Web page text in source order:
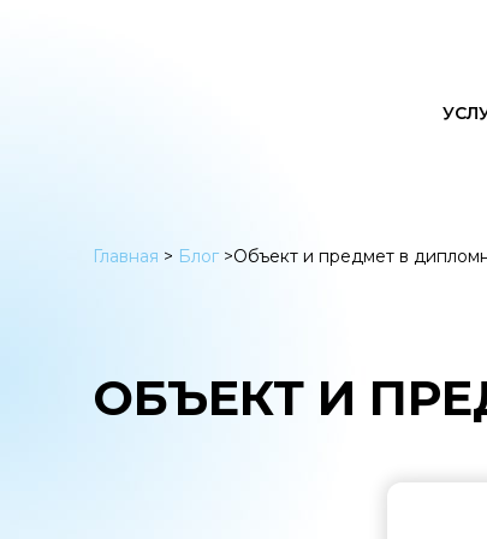
Главная > Блог >Объект и предмет в
ОБЪЕКТ И